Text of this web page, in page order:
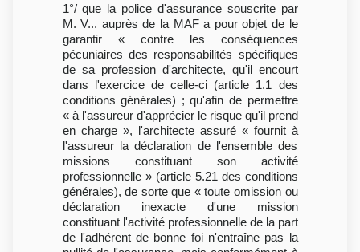
1°/ que la police d'assurance souscrite par
M. V... auprès de la MAF a pour objet de le
garantir « contre les conséquences
pécuniaires des responsabilités spécifiques
de sa profession d'architecte, qu'il encourt
dans l'exercice de celle-ci (article 1.1 des
conditions générales) ; qu'afin de permettre
« à l'assureur d'apprécier le risque qu'il prend
en charge », l'architecte assuré « fournit à
l'assureur la déclaration de l'ensemble des
missions constituant son activité
professionnelle » (article 5.21 des conditions
générales), de sorte que « toute omission ou
déclaration inexacte d'une mission
constituant l'activité professionnelle de la part
de l'adhérent de bonne foi n'entraîne pas la